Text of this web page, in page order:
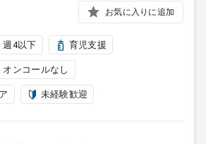
お気に入りに追加
週4以下 育児支援
オンコールなし
未経験歓迎